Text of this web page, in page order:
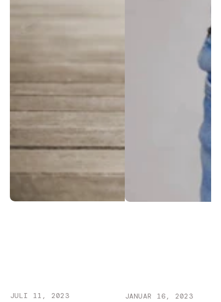
JULI 11, 2023 JANUAR 16, 2023